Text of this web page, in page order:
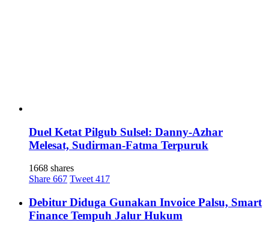
Duel Ketat Pilgub Sulsel: Danny-Azhar
Melesat, Sudirman-Fatma Terpuruk
1668 shares
Share 667 Tweet 417
Debitur Diduga Gunakan Invoice Palsu, Smart
Finance Tempuh Jalur Hukum